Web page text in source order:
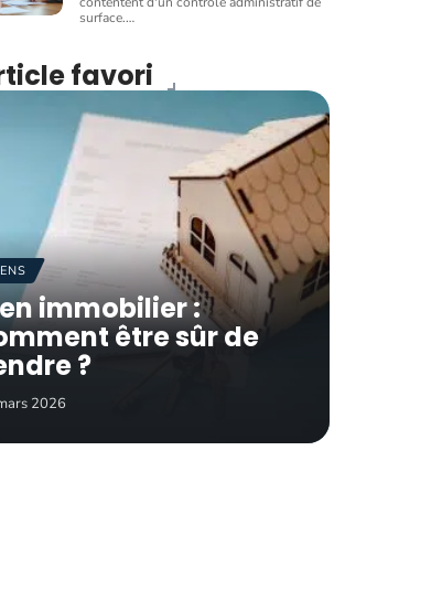
surface.…
favori
immobilier :
être sûr de
?
2026